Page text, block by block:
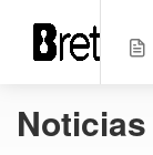
Noticias